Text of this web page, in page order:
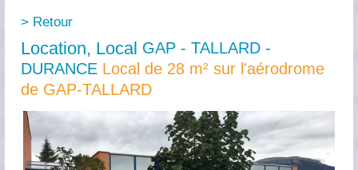
Location, Local GAP - TALLARD -
DURANCE Local de 28 m² sur l'aérodrome
de GAP-TALLARD
> Retour